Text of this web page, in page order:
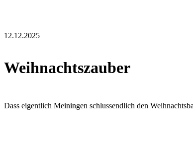
12.12.2025
Weihnachtszauber
Dass eigentlich Meiningen schlussendlich den